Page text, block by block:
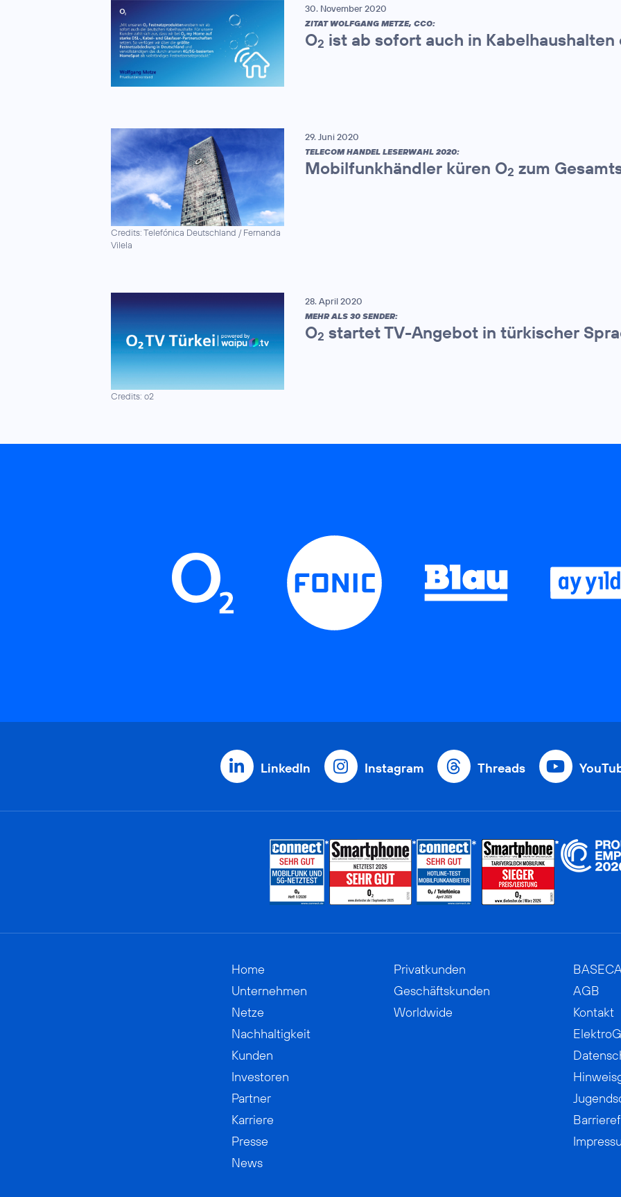
30. November 2020
ZITAT WOLFGANG METZE, CCO:
O2 ist ab sofort auch in
Credits: Telefónica Deutschland / Fernanda
Vilela
29. Juni 2020
TELECOM HANDEL LESERWAHL 2020:
Mobilfunkhändler küren O2 zum
Credits: o2
28. April 2020
MEHR ALS 30 SENDER:
O2 startet TV-Angebot in türkischer
LinkedIn Instagram Threads
Home
Unternehmen
Netze
Nachhaltigkeit
Kunden
Investoren
Partner
Karriere
Presse
News
Privatkunden
Geschäftskunden
Worldwide
AGB
Kontakt